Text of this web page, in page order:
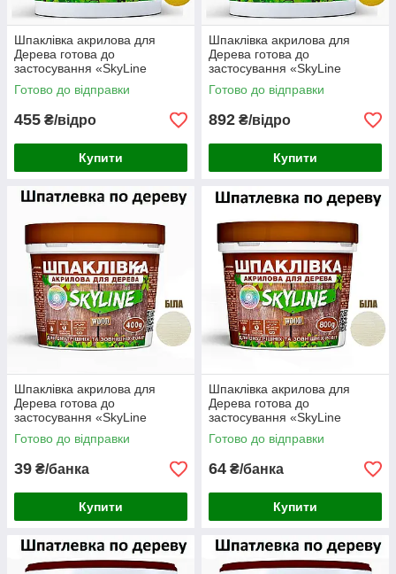
Шпаклівка акрилова для
Дерева готова до
застосування «SkyLine
Wood» Ясен 7 кг
Готово до відправки
455 ₴/відро
Купити
Шпаклівка акрилова для
Дерева готова до
застосування «SkyLine
Wood» Ясен 14 кг
Готово до відправки
892 ₴/відро
Купити
Шпаклівка акрилова для
Дерева готова до
застосування «SkyLine
Wood» Білий 400 г
Готово до відправки
39 ₴/банка
Купити
Шпаклівка акрилова для
Дерева готова до
застосування «SkyLine
Wood» Білий 800 г
Готово до відправки
64 ₴/банка
Купити